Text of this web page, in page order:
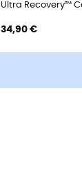
Ultra Recovery™
34,90 €